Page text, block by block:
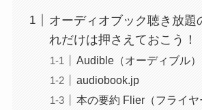
オーディオブック聴き放題
れだけは押さえておこう！
Audible（オーディブル）
audiobook.jp
本の要約 Flier（フライヤ